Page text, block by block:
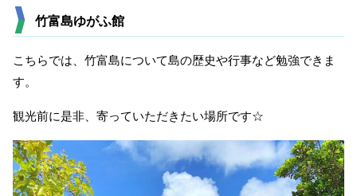
竹富島ゆがふ館
こちらでは、竹富島について島の歴史や行事など勉強できま
す。
観光前に是非、寄っていただきたい場所です☆